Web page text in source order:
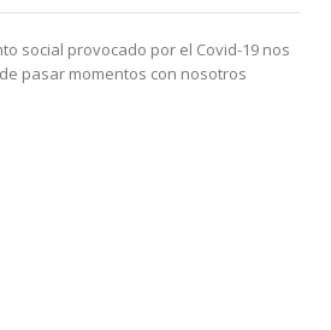
social provocado por el Covid-19 nos
pasar momentos con nosotros